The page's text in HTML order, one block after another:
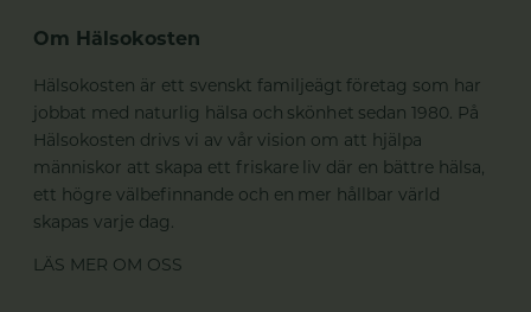
Om Hälsokosten
Hälsokosten är ett svenskt familjeägt företag som har
jobbat med naturlig hälsa och skönhet sedan 1980. På
Hälsokosten drivs vi av vår vision om att hjälpa
människor att skapa ett friskare liv där en bättre hälsa,
ett högre välbefinnande och en mer hållbar värld
skapas varje dag.
LÄS MER OM OSS